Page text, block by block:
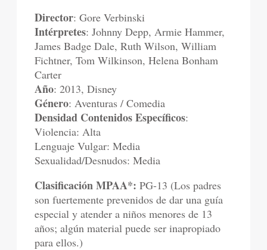
Director: Gore Verbinski
Intérpretes: Johnny Depp, Armie Hammer,
James Badge Dale, Ruth Wilson, William
Fichtner, Tom Wilkinson, Helena Bonham
Carter
Año: 2013, Disney
Género: Aventuras / Comedia
Densidad Contenidos Específicos:
Violencia: Alta
Lenguaje Vulgar: Media
Sexualidad/Desnudos: Media
Clasificación MPAA*: PG-13 (Los padres
son fuertemente prevenidos de dar una guía
especial y atender a niños menores de 13
años; algún material puede ser inapropiado
para ellos.)